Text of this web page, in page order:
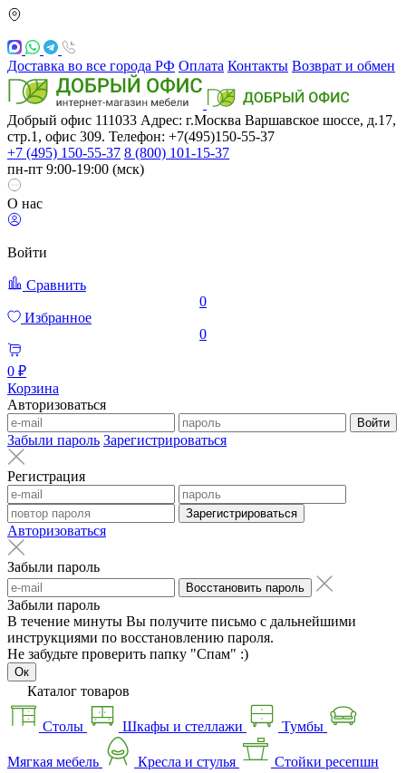
Доставка во все города РФ Оплата Контакты Возврат и обмен
Добрый офис 111033 Адрес: г.Москва Варшавское шоссе, д.17,
стр.1, офис 309. Телефон: +7(495)150-55-37
+7 (495) 150-55-37 8 (800) 101-15-37
пн-пт 9:00-19:00 (мск)
О нас
Войти
Сравнить
0
Избранное
0
0 ₽
Корзина
Авторизоваться
Войти
Забыли пароль Зарегистрироваться
Регистрация
Зарегистрироваться
Авторизоваться
Забыли пароль
Восстановить пароль
Забыли пароль
В течение минуты Вы получите письмо с дальнейшими
инструкциями по восстановлению пароля.
Не забудьте проверить папку "Спам" :)
Ок
Каталог товаров
Столы Шкафы и стеллажи Тумбы
Мягкая мебель Кресла и стулья Стойки ресепшн